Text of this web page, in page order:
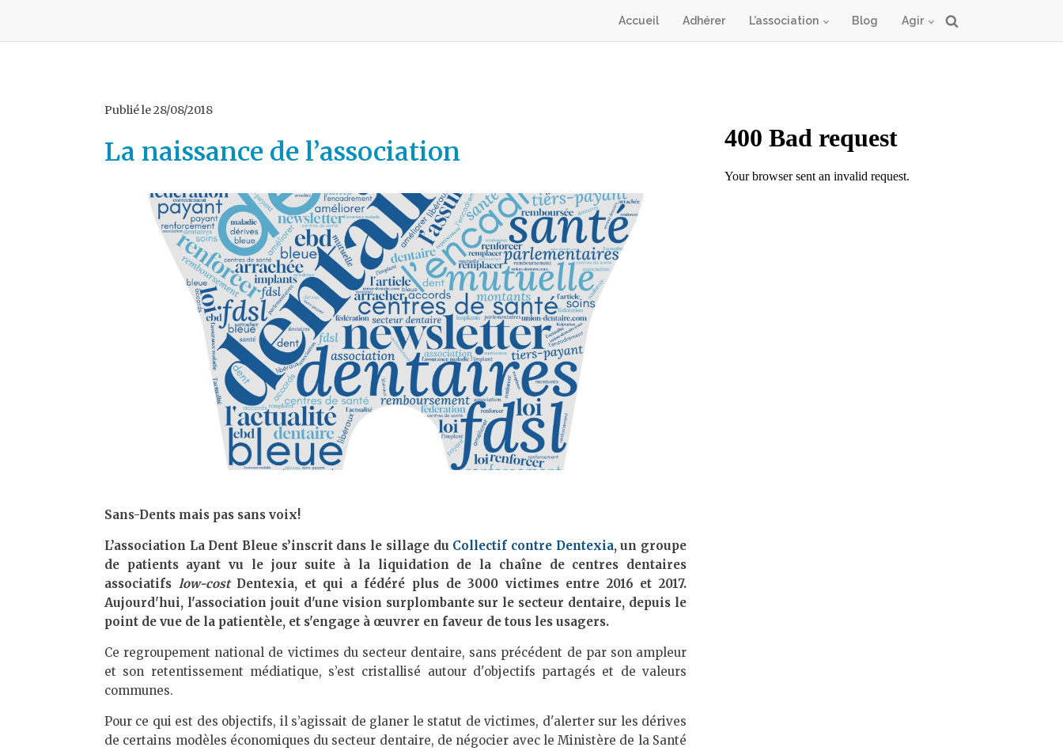
Accueil Adhérer L’association Blog Agir
Publié le28/08/2018
La naissance de l’association
Sans-Dents mais pas sans voix!
L’association La Dent Bleue s’inscrit dans le sillage du Collectif contre Dentexia, un groupe
de patients ayant vu le jour suite à la liquidation de la chaîne de centres dentaires
associatifs low-costDentexia, et qui a fédéré plus de 3000 victimes entre 2016 et 2017.
Aujourd'hui, l'association jouit d'une vision surplombante sur le secteur dentaire, depuis le
point de vue de la patientèle, et s'engage à œuvrer en faveur de tous les usagers.
Ce regroupement national de victimes du secteur dentaire, sans précédent de par son ampleur
et son retentissement médiatique, s’est cristallisé autour d'objectifs partagés et de valeurs
communes.
Pour ce qui est des objectifs, il s’agissait de glaner le statut de victimes, d'alerter sur les dérives
de certains modèles économiques du secteur dentaire, de négocier avec le Ministère de la Santé